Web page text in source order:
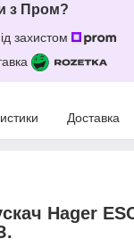
з Пром?
захистом
Доставка
Hager